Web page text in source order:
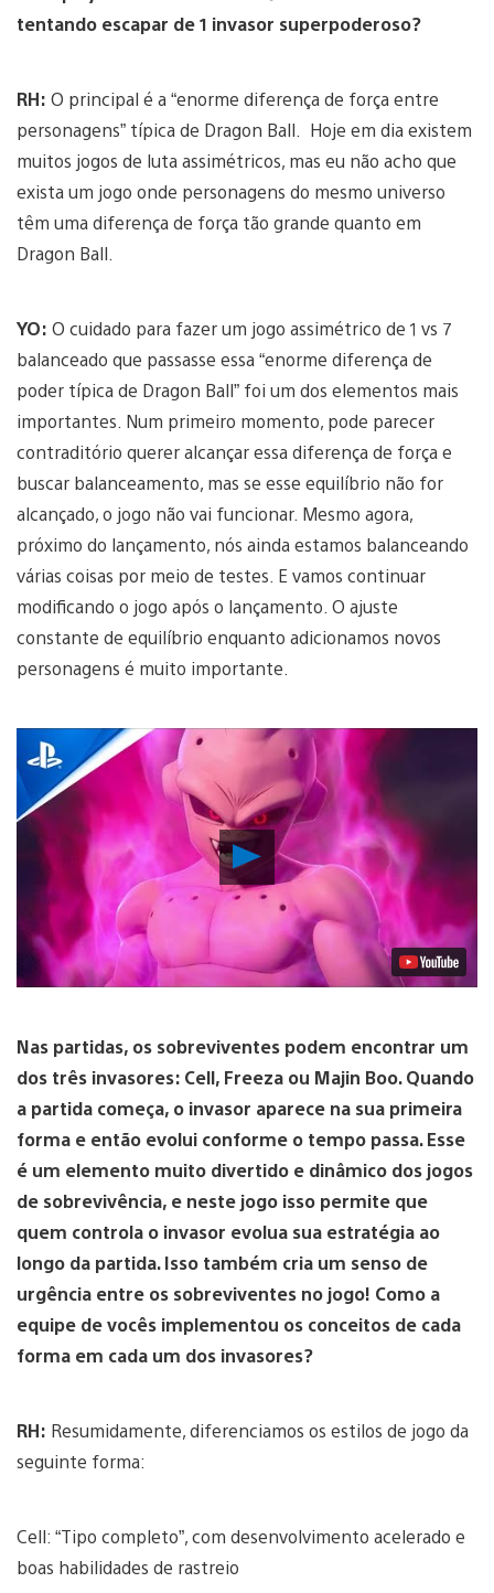
tentando escapar de 1 invasor superpoderoso?
RH: O principal é a “enorme diferença de força entre
personagens” típica de Dragon Ball. Hoje em dia existem
muitos jogos de luta assimétricos, mas eu não acho que
exista um jogo onde personagens do mesmo universo
têm uma diferença de força tão grande quanto em
Dragon Ball.
YO: O cuidado para fazer um jogo assimétrico de 1 vs 7
balanceado que passasse essa “enorme diferença de
poder típica de Dragon Ball” foi um dos elementos mais
importantes. Num primeiro momento, pode parecer
contraditório querer alcançar essa diferença de força e
buscar balanceamento, mas se esse equilíbrio não for
alcançado, o jogo não vai funcionar. Mesmo agora,
próximo do lançamento, nós ainda estamos balanceando
várias coisas por meio de testes. E vamos continuar
modificando o jogo após o lançamento. O ajuste
constante de equilíbrio enquanto adicionamos novos
personagens é muito importante.
Reproduzir
Vídeo
Nas partidas, os sobreviventes podem encontrar um
dos três invasores: Cell, Freeza ou Majin Boo. Quando
a partida começa, o invasor aparece na sua primeira
forma e então evolui conforme o tempo passa. Esse
é um elemento muito divertido e dinâmico dos jogos
de sobrevivência, e neste jogo isso permite que
quem controla o invasor evolua sua estratégia ao
longo da partida. Isso também cria um senso de
urgência entre os sobreviventes no jogo! Como a
equipe de vocês implementou os conceitos de cada
forma em cada um dos invasores?
RH: Resumidamente, diferenciamos os estilos de jogo da
seguinte forma:
Cell: “Tipo completo”, com desenvolvimento acelerado e
boas habilidades de rastreio